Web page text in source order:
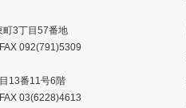
町3丁目57番地
092(791)5309
13番11号6階
03(6228)4613